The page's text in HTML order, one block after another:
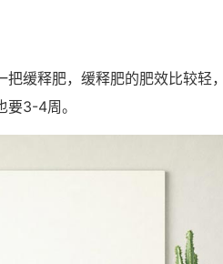
缓释肥，缓释肥的肥效比较轻
3-4周。